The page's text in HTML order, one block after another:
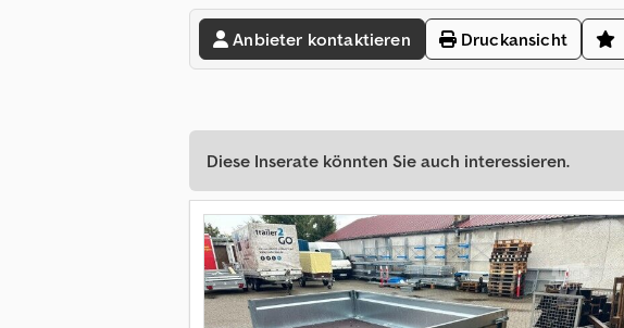
Anbieter kontaktieren Druckansicht
Diese Inserate könnten Sie auch interessieren.